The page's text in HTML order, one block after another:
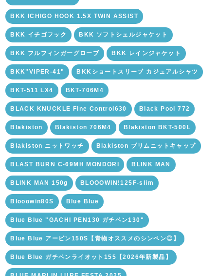
BKK ICHIGO HOOK 1.5X TWIN ASSIST
BKK イチゴフック BKK ソフトシェルジャケット
BKK フルフィンガーグローブ BKK レインジャケット
BKK"VIPER-41" BKKショートスリーブ カジュアルシャツ
BKT-511 LX4 BKT-706M4
BLACK KNUCKLE Fine Control630 Black Pool 772
Blakiston Blakiston 706M4 Blakiston BKT-500L
Blakiston ニットワッチ Blakiston ブリムニットキャップ
BLAST BURN C-69MH MONDORI BLINK MAN
BLINK MAN 150g BLOOOWIN!125F-slim
Blooowin80S Blue Blue
Blue Blue "GACHI PEN130 ガチペン130"
Blue Blue アービン150S【青物オススメのシンペン◎】
Blue Blue ガチペンライオット155【2026年新製品】